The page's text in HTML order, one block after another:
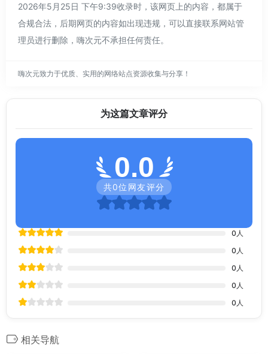
2026年5月25日 下午9:39收录时，该网页上的内容，都属于
合规合法，后期网页的内容如出现违规，可以直接联系网站管
理员进行删除，嗨次元不承担任何责任。
嗨次元致力于优质、实用的网络站点资源收集与分享！
为这篇文章评分
0.0
共0位网友评分
0 人
0 人
0 人
0 人
0 人
相关导航